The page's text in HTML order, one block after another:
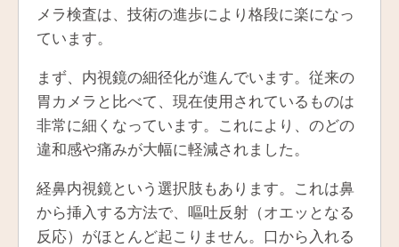
メラ検査は、技術の進歩により格段に楽になっ
ています。
まず、内視鏡の細径化が進んでいます。従来の
胃カメラと比べて、現在使用されているものは
非常に細くなっています。これにより、のどの
違和感や痛みが大幅に軽減されました。
経鼻内視鏡という選択肢もあります。これは鼻
から挿入する方法で、嘔吐反射（オエッとなる
反応）がほとんど起こりません。口から入れる